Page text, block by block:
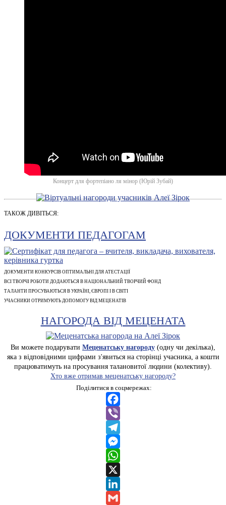
Концерт для фортепіано ля мінор (Юрій Зубай)
ТАКОЖ ДИВІТЬСЯ:
ДОКУМЕНТИ ПЕДАГОГАМ
ДОКУМЕНТИ КОНКУРСІВ ОПТИМАЛЬНІ ДЛЯ АТЕСТАЦІЇ
ВСІ ТВОРЧІ РОБОТИ ДОДАЮТЬСЯ В НАЦІОНАЛЬНИЙ ТВОРЧИЙ ФОНД
ТАЛАНТИ ПРОСУВАЮТЬСЯ В УКРАЇНІ, ЄВРОПІ І В СВІТІ
УЧАСНИКИ ОТРИМУЮТЬ ДОПОМОГУ ВІД МЕЦЕНАТІВ
НАГОРОДА ВІД МЕЦЕНАТА
Ви можете подарувати Меценатську нагороду (одну чи декілька),
яка з відповідними цифрами з'явиться на сторінці учасника, а кошти
працюватимуть на просування талановитої людини (колективу).
Хто вже отримав меценатську нагороду?
Поділитися в соцмережах:
Facebook
Viber
Telegram
Messenger
WhatsApp
X
LinkedIn